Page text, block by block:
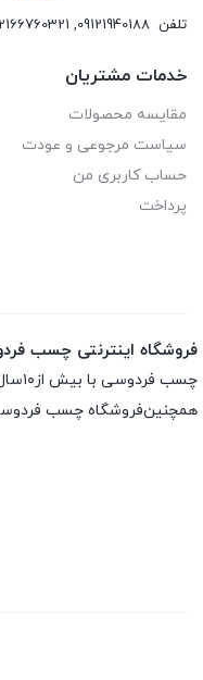
تلفن 09121940188
,
خدمات مشتریان
مقایسه محصولات
سیاست مرجوعی و عودت
حساب کاربری من
پرداخت
فروشگاه اینترنتی چسب
چسب فردوسی با بیش از۱۰سال پیشینه درخشان در ضمینه تامین توضیع و پخش چسب و اسپری های تخصصی ارائه انواع اسپری ها و چسب های اورجینال و اصلی باضمانت اصلی بودن کالاست
همچنین‌فروشگاه چسب فردوسی